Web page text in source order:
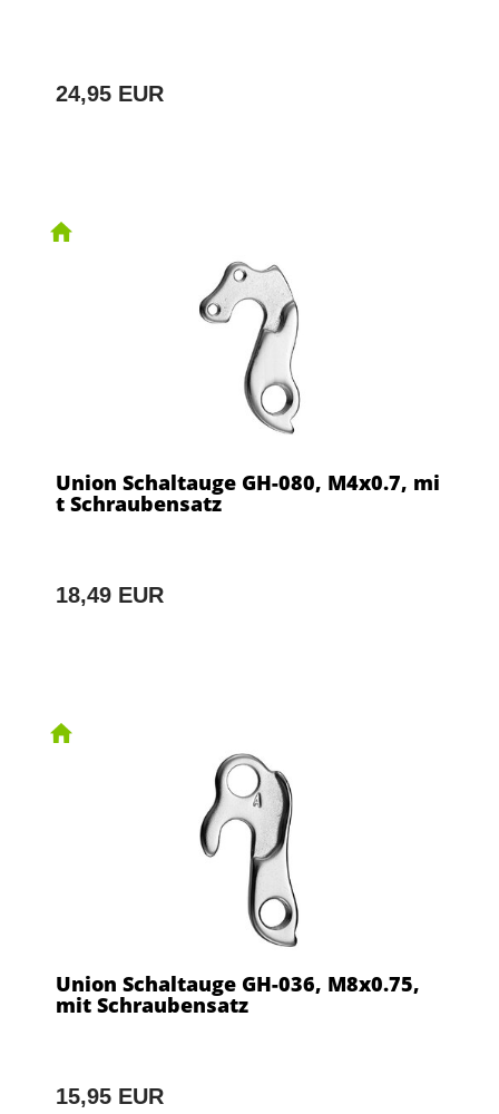
24,95 EUR
Union Schaltauge GH-080, M4x0.7, mi
t Schraubensatz
18,49 EUR
Union Schaltauge GH-036, M8x0.75,
mit Schraubensatz
15,95 EUR